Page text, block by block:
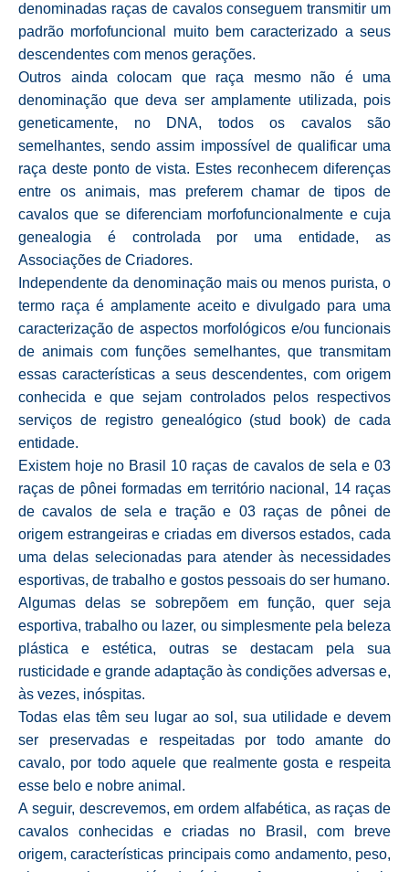
denominadas raças de cavalos conseguem transmitir um
padrão morfofuncional muito bem caracterizado a seus
descendentes com menos gerações.
Outros ainda colocam que raça mesmo não é uma
denominação que deva ser amplamente utilizada, pois
geneticamente, no DNA, todos os cavalos são
semelhantes, sendo assim impossível de qualificar uma
raça deste ponto de vista. Estes reconhecem diferenças
entre os animais, mas preferem chamar de tipos de
cavalos que se diferenciam morfofuncionalmente e cuja
genealogia é controlada por uma entidade, as
Associações de Criadores.
Independente da denominação mais ou menos purista, o
termo raça é amplamente aceito e divulgado para uma
caracterização de aspectos morfológicos e/ou funcionais
de animais com funções semelhantes, que transmitam
essas características a seus descendentes, com origem
conhecida e que sejam controlados pelos respectivos
serviços de registro genealógico (stud book) de cada
entidade.
Existem hoje no Brasil 10 raças de cavalos de sela e 03
raças de pônei formadas em território nacional, 14 raças
de cavalos de sela e tração e 03 raças de pônei de
origem estrangeiras e criadas em diversos estados, cada
uma delas selecionadas para atender às necessidades
esportivas, de trabalho e gostos pessoais do ser humano.
Algumas delas se sobrepõem em função, quer seja
esportiva, trabalho ou lazer, ou simplesmente pela beleza
plástica e estética, outras se destacam pela sua
rusticidade e grande adaptação às condições adversas e,
às vezes, inóspitas.
Todas elas têm seu lugar ao sol, sua utilidade e devem
ser preservadas e respeitadas por todo amante do
cavalo, por todo aquele que realmente gosta e respeita
esse belo e nobre animal.
A seguir, descrevemos, em ordem alfabética, as raças de
cavalos conhecidas e criadas no Brasil, com breve
origem, características principais como andamento, peso,